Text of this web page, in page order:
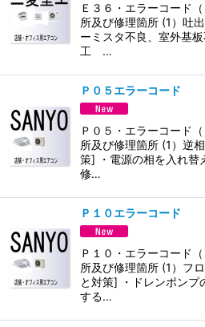
Ｅ３６・エラーコード
所及び修理箇所 (1）吐
ーミスタ不良、室外基
工 …
Ｐ０５エラーコード
Ｐ０５・エラーコード
所及び修理箇所 (1）逆
策] ・電源の相を入れ替
修…
Ｐ１０エラーコード
Ｐ１０・エラーコード
所及び修理箇所 (1）フ
と対策] ・ドレンポンプ
する…